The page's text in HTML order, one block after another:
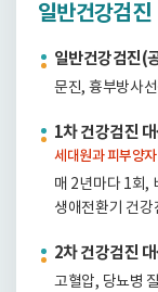
일반건강검진
일반건강검진(
문진, 흉부방사
1차 건강검진
세대원과 피부양자
매 2년마다 1회,
생애전환기 건강
2차 건강검진
고혈압, 당뇨병